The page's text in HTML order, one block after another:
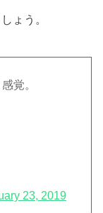
ょう。
覚。
23, 2019